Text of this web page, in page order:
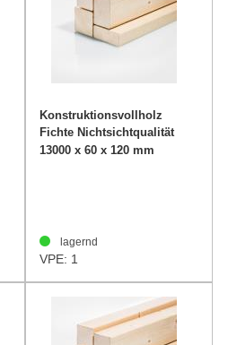
Konstruktionsvollholz
Fichte Nichtsichtqualität
60/120mm
13000 x 60 x 120 mm
lagernd
VPE: 1